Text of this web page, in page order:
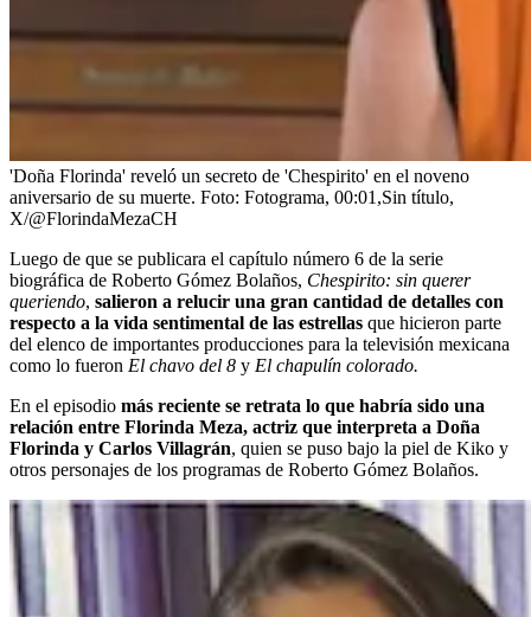
'Doña Florinda' reveló un secreto de 'Chespirito' en el noveno
aniversario de su muerte. Foto: Fotograma, 00:01,Sin título,
X/@FlorindaMezaCH
Luego de que se publicara el capítulo número 6 de la serie
biográfica de Roberto Gómez Bolaños, Chespirito: sin querer
queriendo, salieron a relucir una gran cantidad de detalles con
respecto a la vida sentimental de las estrellas que hicieron parte
del elenco de importantes producciones para la televisión mexicana
como lo fueron El chavo del 8 y El chapulín colorado.
En el episodio más reciente se retrata lo que habría sido una
relación entre Florinda Meza, actriz que interpreta a Doña
Florinda y Carlos Villagrán, quien se puso bajo la piel de Kiko y
otros personajes de los programas de Roberto Gómez Bolaños.